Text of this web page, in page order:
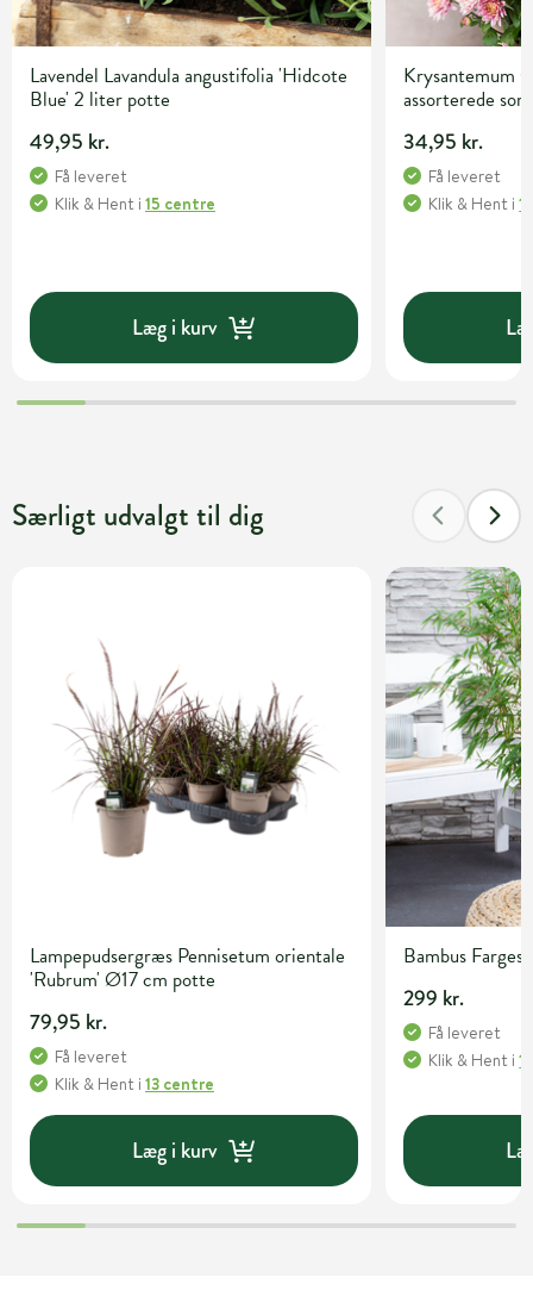
Lavendel Lavandula angustifolia 'Hidcote
Blue' 2 liter potte
49,95 kr.
Få leveret
Klik & Hent i 15 centre
Læg i kurv
Krysantemum
assorterede
34,95 kr.
Få leveret
Klik & Hent i
Særligt udvalgt til dig
Lampepudsergræs Pennisetum orientale
'Rubrum' Ø17 cm potte
79,95 kr.
Få leveret
Klik & Hent i 13 centre
Læg i kurv
Bambus
299 kr.
Få leveret
Klik & Hent i